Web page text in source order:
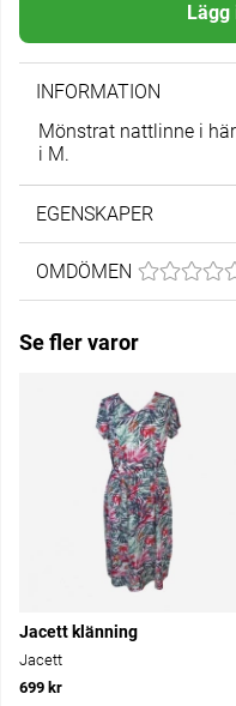
Lägg
INFORMATION
Mönstrat nattlinne i
i M.
EGENSKAPER
OMDÖMEN
Se fler varor
Jacett klänning
Jacett
699 kr